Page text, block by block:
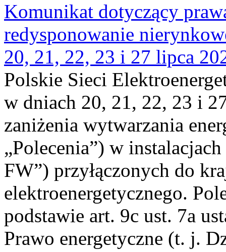
Komunikat dotyczący
redysponowanie
20, 21, 22, 23 i 27 lipca
Polskie Sieci
w dniach 20, 21, 22, 23 i
zaniżenia wytwarzania
„Polecenia”) w
FW”) przyłączonych do
elektroenergetycznego.
podstawie art. 9c ust. 7a
Prawo energetyczne (t. j.